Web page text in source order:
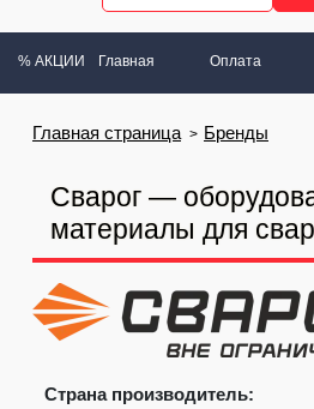
% АКЦИИ Главная Оплата
Главная страница Бренды
Сварог —
материалы для
Страна производитель: